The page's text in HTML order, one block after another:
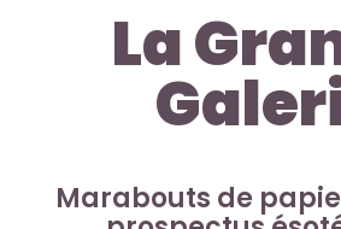
La
Marabouts de